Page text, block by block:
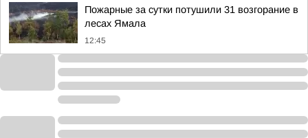
Пожарные за сутки потушили 31 возгорание в
лесах Ямала
12:45